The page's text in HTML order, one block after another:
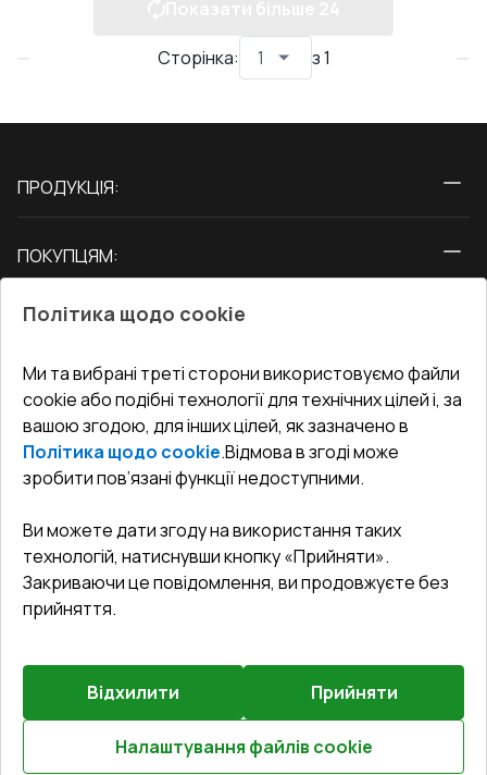
Сторінка: з1
ПРОДУКЦІЯ:
Двері
ПОКУПЦЯМ:
Блог
Адреса гіпермаркета
Як правильно заміряти вікна
СЕРВІС ТА ОБЛУГОВУВАННЯ:
Доставка і Оплата
Гарантія та Сервіс
Повернення товару
Договір публічної оферти
КОНТАКТИ
Офіс:Україна, м. Вінниця, вул. Келецька 60 кв. 61
undefined(undefined)
©2026 Всі права захищені.
Сайт створено на платформіVitrager.com.
Повідомити про проблему?
Політика щодо cookie
Ми та вибрані треті сторони використовуємо файли
cookie або подібні технології для технічних цілей і, за
вашою згодою, для інших цілей, як зазначено в
Політика щодо cookie.Відмова в згоді може
зробити пов’язані функції недоступними.
Ви можете дати згоду на використання таких
технологій, натиснувши кнопку «Прийняти».
Закриваючи це повідомлення, ви продовжуєте без
прийняття.
Відхилити Прийняти
Налаштування файлів cookie